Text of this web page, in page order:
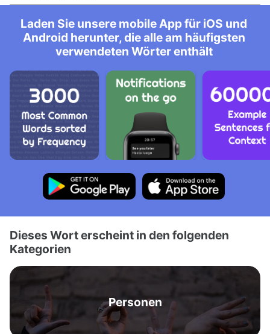
Laden Sie unsere mobile App für iOS und
Android herunter, die alle am häufigsten
verwendeten Wörter enthält
Dieses Wort erscheint in den folgenden
Kategorien
Personen